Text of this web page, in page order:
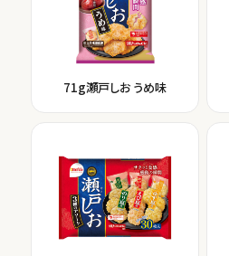
71g瀬戸しお うめ味